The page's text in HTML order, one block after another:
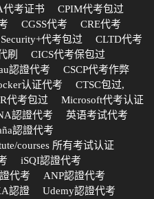
代考证书
CPIM代考包过
CGSS代考
CRE代考
Security+代考包过
CLTD代考
刷
CICS代考保包过
認證代考
CSCP代考作弊
认证代考
CTSC包过,
代考包过
Microsoft代考认证
認證代考
英语考试代考
認證代考
courses 所有考试认证
iSQI認證代考
代考
ANP認證代考
認證
Udemy認證代考